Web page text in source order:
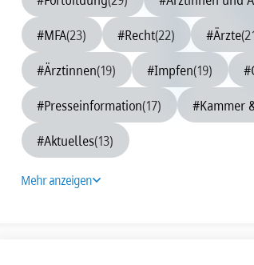
2009 2008
#MFA(23) #Recht(22) #Ärzte
#Ärztinnen(19) #Impfen(19)
#Presseinformation(17) #Kammer
#Aktuelles(13)
Mehr anzeigen